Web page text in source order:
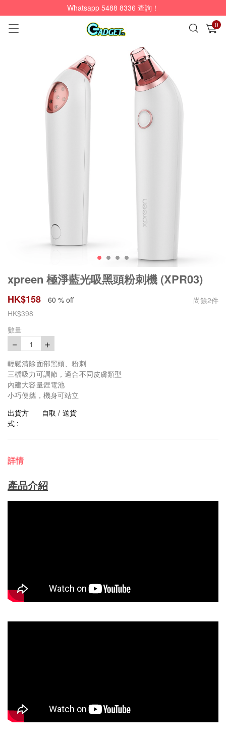
Whatsapp 5488 8336 查詢！
0
已加入購物車 查看
xpreen 極淨藍光吸黑頭粉刺機 (XPR03)
HK$158 60 % off 尚餘2件
HK$398
數量
－ 1 ＋
輕鬆清除面部黑頭、粉刺
三檔吸力可調節，適合不同皮膚類型
內建大容量鋰電池
小巧便攜，機身可站立
出貨方
式 :
自取 / 送貨
詳情
產品介紹